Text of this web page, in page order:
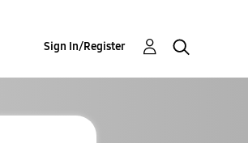
Sign In/Register